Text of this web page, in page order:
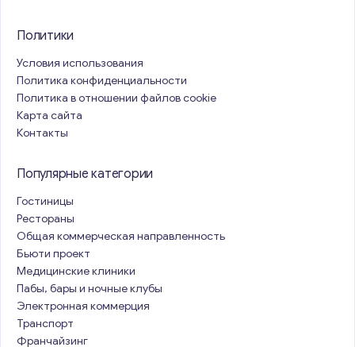
Политики
Условия использования
Политика конфиденциальности
Политика в отношении файлов cookie
Карта сайта
Контакты
Популярные категории
Гостиницы
Рестораны
Общая коммерческая направленность
Бьюти проект
Медицинские клиники
Пабы, бары и ночные клубы
Электронная коммерция
Транспорт
Франчайзинг